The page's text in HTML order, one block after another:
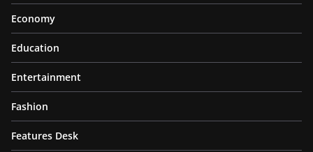
Economy
Education
Entertainment
Fashion
Features Desk